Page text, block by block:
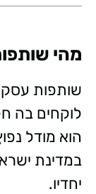
מהי
שותפות
לוקחים בה
הוא מודל
במדינת
יחדיו.